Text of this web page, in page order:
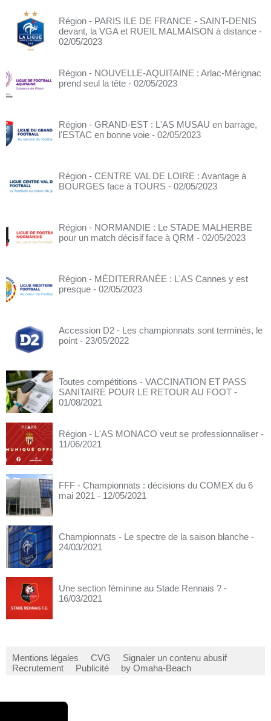
Région - PARIS ILE DE FRANCE - SAINT-DENIS
devant, la VGA et RUEIL MALMAISON à distance -
02/05/2023
Région - NOUVELLE-AQUITAINE : Arlac-Mérignac
prend seul la tête - 02/05/2023
Région - GRAND-EST : L'AS MUSAU en barrage,
l'ESTAC en bonne voie - 02/05/2023
Région - CENTRE VAL DE LOIRE : Avantage à
BOURGES face à TOURS - 02/05/2023
Région - NORMANDIE : Le STADE MALHERBE
pour un match décisif face à QRM - 02/05/2023
Région - MÉDITERRANÉE : L'AS Cannes y est
presque - 02/05/2023
Accession D2 - Les championnats sont terminés, le
point - 23/05/2022
Toutes compétitions - VACCINATION ET PASS
SANITAIRE POUR LE RETOUR AU FOOT -
01/08/2021
Région - L'AS MONACO veut se professionnaliser -
11/06/2021
FFF - Championnats : décisions du COMEX du 6
mai 2021 - 12/05/2021
Championnats - Le spectre de la saison blanche -
24/03/2021
Une section féminine au Stade Rennais ? -
16/03/2021
Mentions légales CVG
Signaler un contenu abusif
Recrutement
Publicité by Omaha-Beach